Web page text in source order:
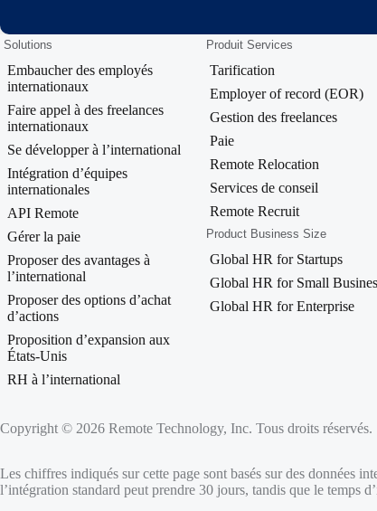
Solutions
Embaucher des employés
internationaux
Faire appel à des freelances
internationaux
Se développer à l’international
Intégration d’équipes
internationales
API Remote
Gérer la paie
Proposer des avantages à
l’international
Proposer des options d’achat
d’actions
Proposition d’expansion aux
États-Unis
RH à l’international
Produit Services
Tarification
Employer of record (EOR)
Gestion des freelances
Paie
Remote Relocation
Services de conseil
Remote Recruit
Product Business Size
Global HR for Startups
Global HR for Small
Global HR for Enterprise
Copyright © 2026 Remote Technology, Inc. Tous droits réservés.
Les chiffres indiqués sur cette page sont basés sur des données
l’intégration standard peut prendre 30 jours, tandis que le temps